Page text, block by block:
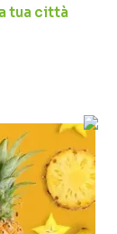
tua città